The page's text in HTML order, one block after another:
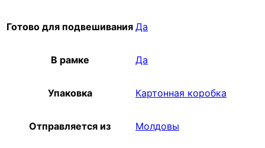
Готово для подвешивания Да
В рамке Да
Упаковка Картонная коробка
Отправляется из Молдовы